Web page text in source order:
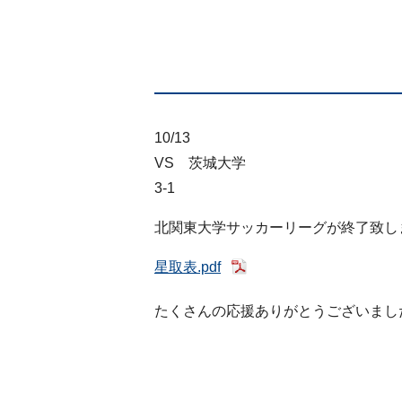
10/13
VS 茨城大学
3-1
北関東大学サッカーリーグが終了致し
星取表.pdf
たくさんの応援ありがとうございまし